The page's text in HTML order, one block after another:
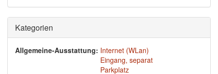
Ausblenden
Kategorien
Allgemeine-Ausstattung: Internet (WLan)
Eingang, separat
Parkplatz